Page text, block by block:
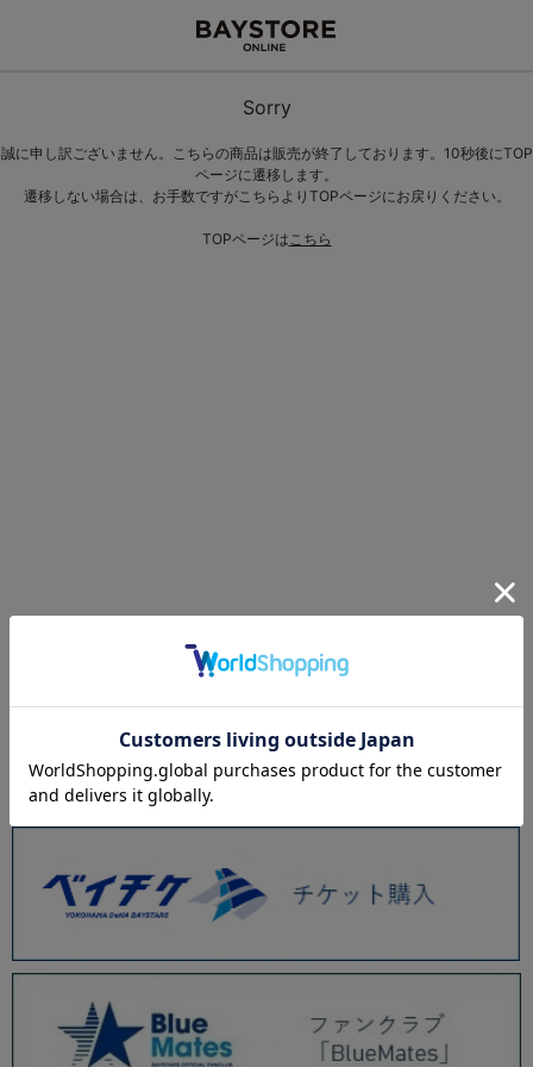
Sorry
誠に申し訳ございません。こちらの商品は販売が終了しております。10秒後にTOP
ページに遷移します。
遷移しない場合は、お手数ですがこちらよりTOPページにお戻りください。
TOPページはこちら